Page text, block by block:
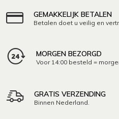
GEMAKKELIJK BETALEN
Betalen doet u veilig en
MORGEN BEZORGD
Voor 14:00 besteld =
GRATIS VERZENDING
Binnen Nederland.